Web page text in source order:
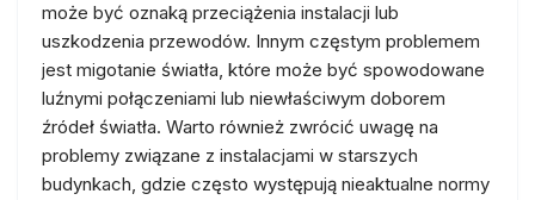
może być oznaką przeciążenia instalacji lub
uszkodzenia przewodów. Innym częstym problemem
jest migotanie światła, które może być spowodowane
luźnymi połączeniami lub niewłaściwym doborem
źródeł światła. Warto również zwrócić uwagę na
problemy związane z instalacjami w starszych
budynkach, gdzie często występują nieaktualne normy